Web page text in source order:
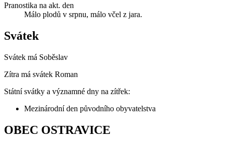
Pranostika na akt. den
Málo plodů v srpnu, málo včel z jara.
Svátek
Svátek má Soběslav
Zítra má svátek Roman
Státní svátky a významné dny na zítřek:
Mezinárodní den původního obyvatelstva
OBEC OSTRAVICE